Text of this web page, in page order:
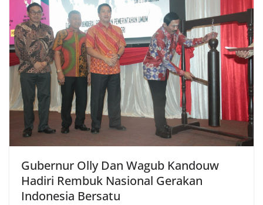
Gubernur Olly Dan Wagub Kandouw
Hadiri Rembuk Nasional Gerakan
Indonesia Bersatu